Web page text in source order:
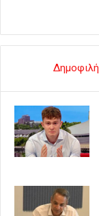
Δημοφιλή